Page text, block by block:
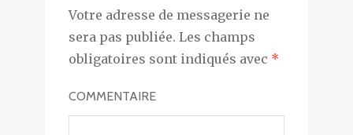
Votre adresse de messagerie ne
sera pas publiée. Les champs
obligatoires sont indiqués avec *
COMMENTAIRE